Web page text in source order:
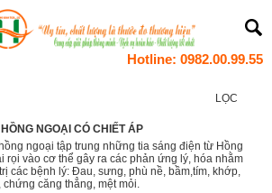
Hotline: 0982.00.99.55
LỌC
NGOẠI CÓ CHIẾT ÁP
ngoại tập trung những tia sáng điện từ Hồng
rọi vào cơ thể gây ra các phản ứng lý, hóa nhằm
các bệnh lý: Đau, sưng, phù nề, bầm,tím, khớp,
chứng căng thẳng, mệt mỏi.